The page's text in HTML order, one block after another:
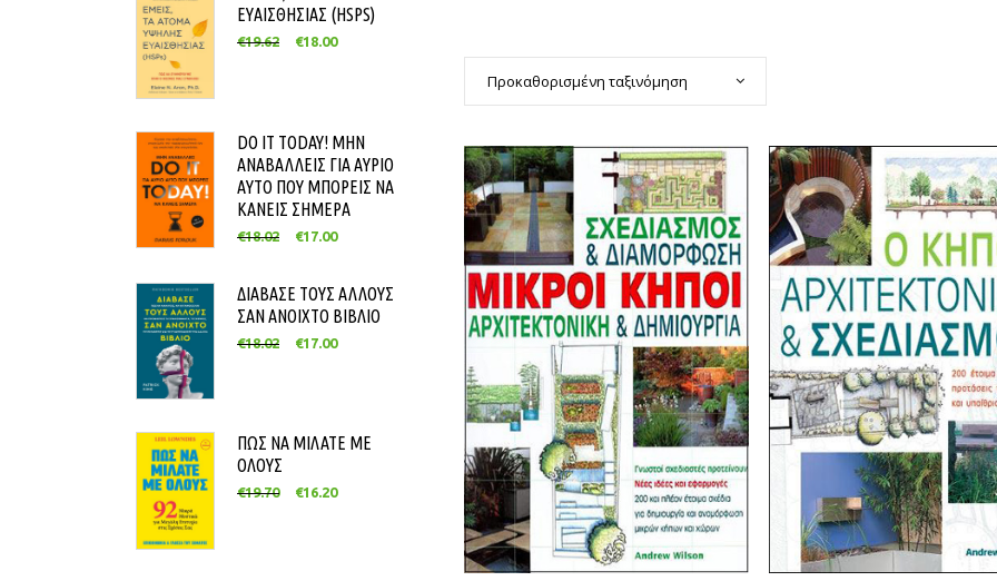
ΕΥΑΙΣΘΗΣΙΑΣ (HSPS)
€19.62 €18.00
DO IT TODAY! ΜΗΝ
ΑΝΑΒΑΛΛΕΙΣ ΓΙΑ ΑΥΡΙΟ
ΑΥΤΟ ΠΟΥ ΜΠΟΡΕΙΣ ΝΑ
ΚΑΝΕΙΣ ΣΗΜΕΡΑ
€18.02 €17.00
ΔΙΑΒΑΣΕ ΤΟΥΣ ΑΛΛΟΥΣ
ΣΑΝ ΑΝΟΙΧΤΟ ΒΙΒΛΙΟ
€18.02 €17.00
ΠΩΣ ΝΑ ΜΙΛΑΤΕ ΜΕ
ΟΛΟΥΣ
€19.70 €16.20
Προκαθορισμένη ταξινόμηση